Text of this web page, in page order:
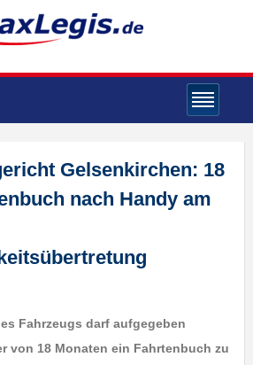
Gelsenkirchen: 18
nach Handy am
Fahrzeugs darf aufgegeben
von 18 Monaten ein Fahrtenbuch zu